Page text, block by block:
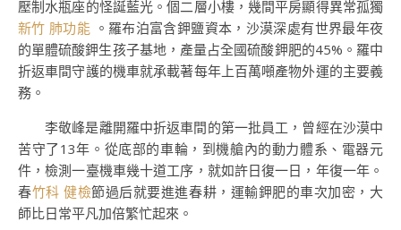
壓制水瓶座的怪誕藍光。個二層小樓，幾間平房顯得異常孤獨
新竹 肺功能 。羅布泊富含鉀鹽資本，沙漠深處有世界最年夜
的單體硫酸鉀生孩子基地，產量占全國硫酸鉀肥的45%。羅中
折返車間守護的機車就承載著每年上百萬噸產物外運的主要義
務。
李敬峰是離開羅中折返車間的第一批員工，曾經在沙漠中
苦守了13年。從底部的車輪，到機艙內的動力體系、電器元
件，檢測一臺機車幾十道工序，就如許日復一日，年復一年。
春竹科 健檢節過后就要進進春耕，運輸鉀肥的車次加密，大
師比日常平凡加倍繁忙起來。